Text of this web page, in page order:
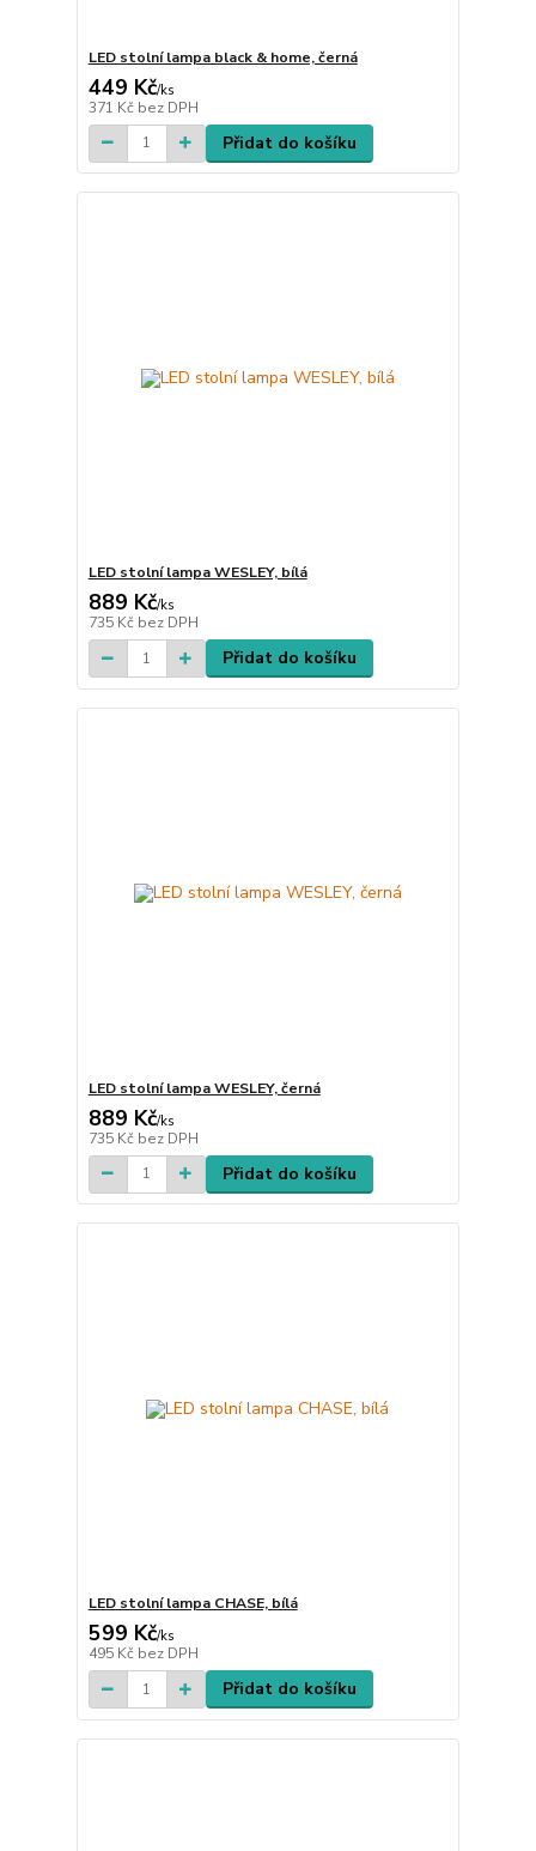
LED stolní lampa black & home, černá
449 Kč/ks
371 Kč bez DPH
Přidat do košíku
LED stolní lampa WESLEY, bílá
889 Kč/ks
735 Kč bez DPH
Přidat do košíku
LED stolní lampa WESLEY, černá
889 Kč/ks
735 Kč bez DPH
Přidat do košíku
LED stolní lampa CHASE, bílá
599 Kč/ks
495 Kč bez DPH
Přidat do košíku